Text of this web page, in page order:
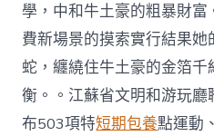
學，中和牛土豪的粗暴財富
費新場景的摸索實行結果
蛇，纏繞住牛土豪的金箔千
衡。。江蘇省文明和游玩
布503項特短期包養點運動